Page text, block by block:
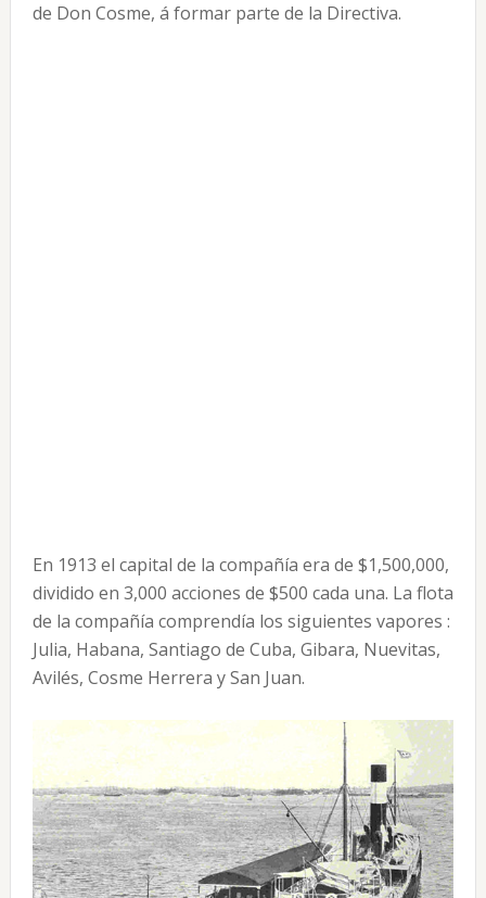
de Don Cosme, á formar parte de la Directiva.
En 1913 el capital de la compañía era de $1,500,000,
dividido en 3,000 acciones de $500 cada una. La flota
de la compañía comprendía los siguientes vapores :
Julia, Habana, Santiago de Cuba, Gibara, Nuevitas,
Avilés, Cosme Herrera y San Juan.